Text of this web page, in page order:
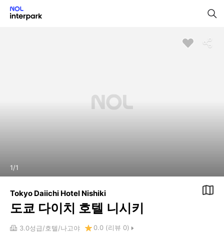
1/1
Tokyo Daiichi Hotel Nishiki
도쿄 다이치 호텔 니시키
3.0성급 호텔 나고야 0.0 (리뷰 0)